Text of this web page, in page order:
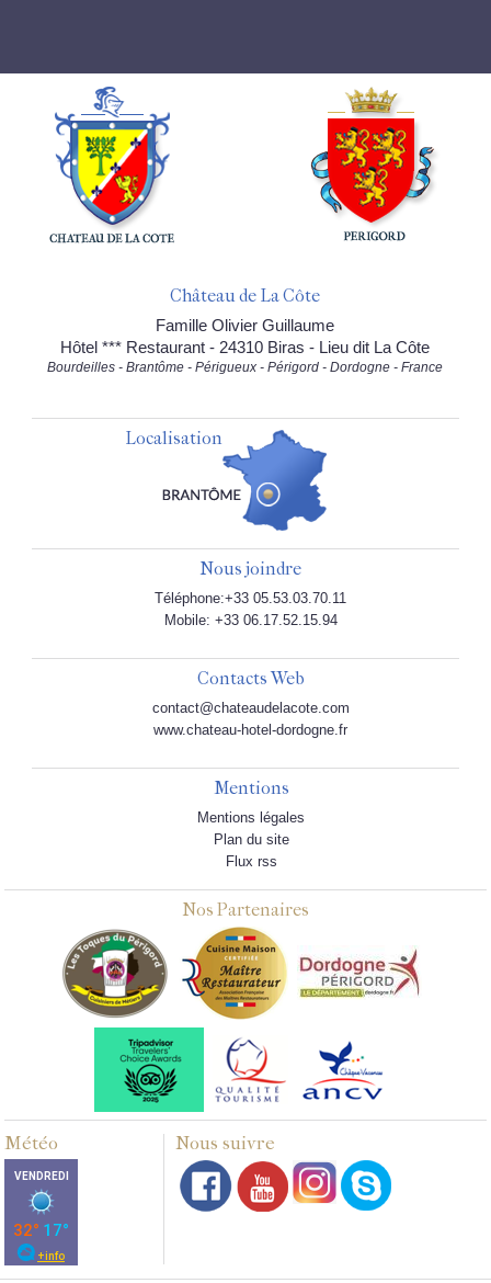
Château de La Côte
Famille Olivier Guillaume
Hôtel *** Restaurant - 24310 Biras - Lieu dit La Côte
Bourdeilles - Brantôme - Périgueux - Périgord - Dordogne - France
Localisation
Nous joindre
Téléphone:+33 05.53.03.70.11
Mobile: +33 06.17.52.15.94
Contacts Web
contact@chateaudelacote.com
www.chateau-hotel-dordogne.fr
Mentions
Mentions légales
Plan du site
Flux rss
Nos Partenaires
Météo Nous suivre